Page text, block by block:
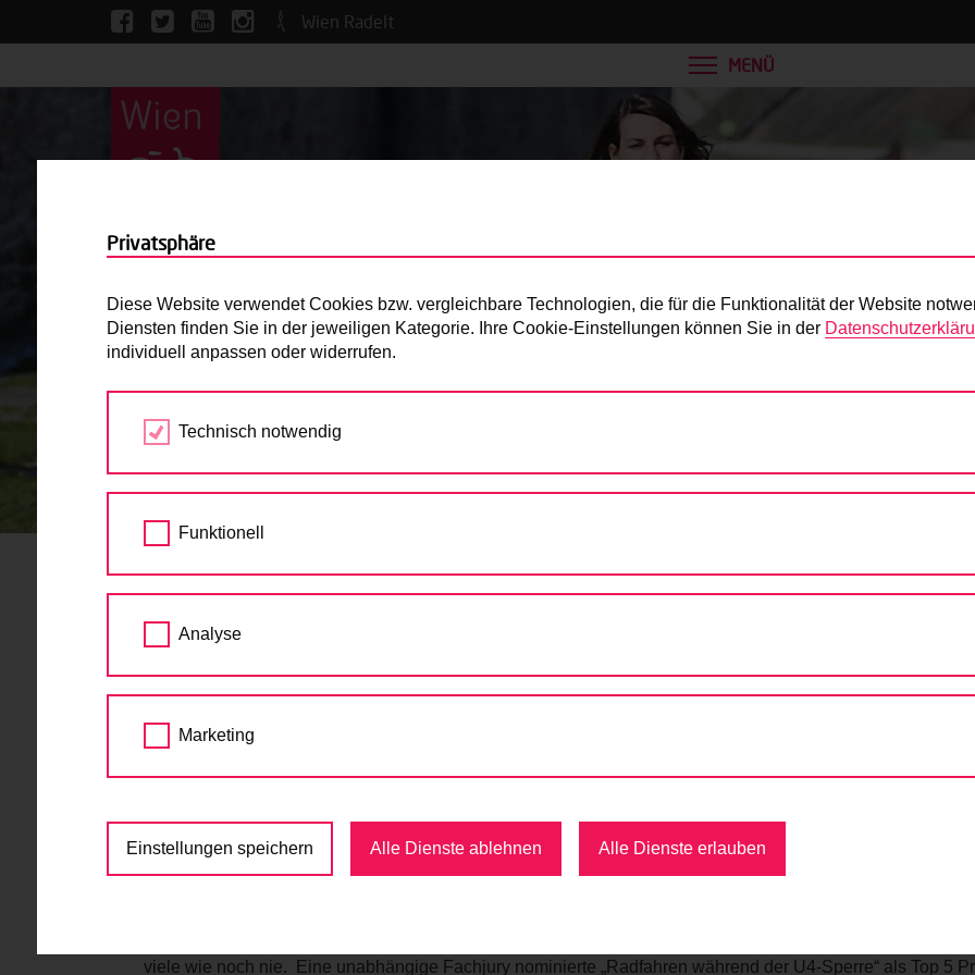
Wien Radelt
MENÜ
Presse
STARTSEITE AKTUELLES VCÖ-MOBILITÄTSPREIS NOMINIERUNG: RADFAHREN WÄHREND DER U4-
VCÖ-Mobilitätspreis Nominierung: Radfahren
der U4-Sperre
26.07.2017
Modernisierungsarbeiten eingestellt. Wir haben die Wienerinnen und Wiener eingeladen, die U4-Sanierung
Projekt „
Radfahren während der U4-Sperre
viele wie noch nie. Eine unabhängige Fachjury nominierte „Radfahren während der U4-Sperre“ als Top 5
Privatsphäre
Diese Website verwendet Cookies bzw. vergleichbare Technologien, die für die Funktionalität der Website
Diensten finden Sie in der jeweiligen Kategorie. Ihre Cookie-Einstellungen können Sie in der
individuell anpassen oder widerrufen.
Technisch notwendig
Funktionell
Analyse
Marketing
Einstellungen speichern Alle Dienste ablehnen Alle Dienste erlauben